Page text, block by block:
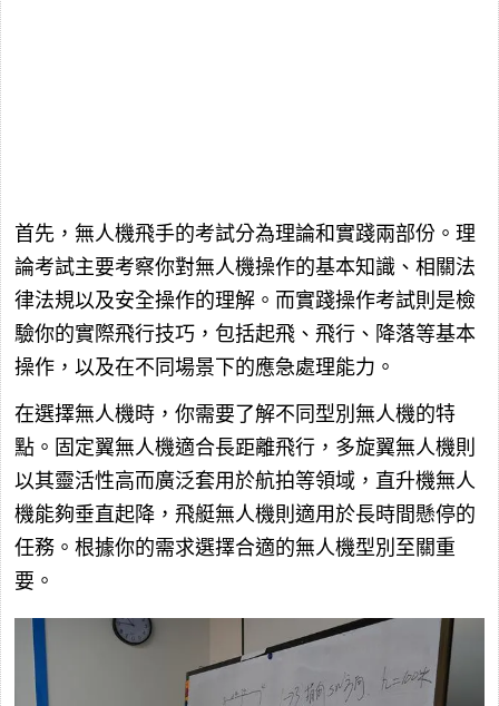
首先，無人機飛手的考試分為理論和實踐兩部份。理
論考試主要考察你對無人機操作的基本知識、相關法
律法規以及安全操作的理解。而實踐操作考試則是檢
驗你的實際飛行技巧，包括起飛、飛行、降落等基本
操作，以及在不同場景下的應急處理能力。
在選擇無人機時，你需要了解不同型別無人機的特
點。固定翼無人機適合長距離飛行，多旋翼無人機則
以其靈活性高而廣泛套用於航拍等領域，直升機無人
機能夠垂直起降，飛艇無人機則適用於長時間懸停的
任務。根據你的需求選擇合適的無人機型別至關重
要。